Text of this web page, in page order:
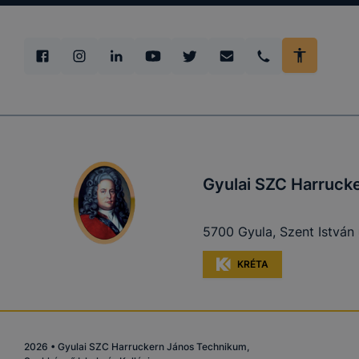
Gyulai SZC
5700 Gyula, Szent István
KRÉTA
2026 • Gyulai SZC Harruckern János Technikum,
nézett
oldalt
Minden
a cookie-
származó